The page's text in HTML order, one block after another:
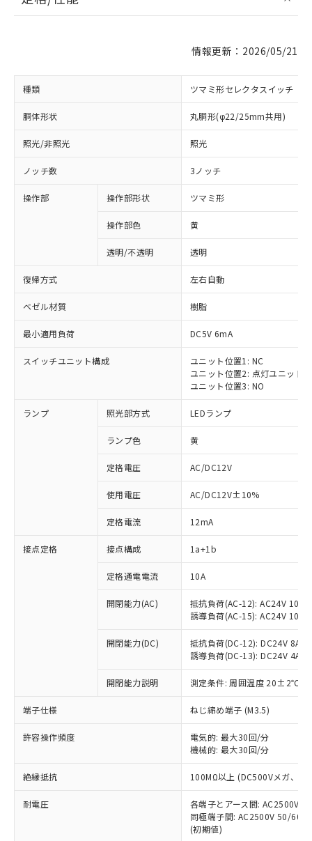
情報更新：2026/05/21
種類 ツマミ形セレクタスイッチ
胴体形状 丸胴形(φ22/25mm共用)
照光/非照光 照光
ノッチ数 3ノッチ
操作部 操作部形状 ツマミ形
操作部色 黄
透明/不透明 透明
復帰方式 左右自動
ベゼル材質 樹脂
最小適用負荷 DC5V 6mA
スイッチユニット構成
ユニット位置1: NC
ユニット位置2: 点灯ユニット
ユニット位置3: NO
ランプ 照光部方式 LEDランプ
ランプ色 黄
定格電圧 AC/DC12V
使用電圧 AC/DC12V±10%
定格電流 12mA
接点定格 接点構成 1a+1b
定格通電電流 10A
開閉能力(AC)
抵抗負荷(AC-12): AC24V 10A/
誘導負荷(AC-15): AC24V
開閉能力(DC)
抵抗負荷(DC-12): DC24V 8A/
誘導負荷(DC-13): DC24V 4A/
開閉能力説明 測定条件: 周囲温度 20±2℃、
端子仕様 ねじ締め端子 (M3.5)
許容操作頻度
電気的: 最大30回/分
機械的: 最大30回/分
絶縁抵抗 100MΩ以上 (DC500Vメガ、点
耐電圧
各端子とアース間: AC2500V
同極端子間: AC2500V 50/
(初期値)
ご利用条件
ご利用ください。
本サービスは、当社制御機器事業取扱
商品の当社在庫状況および標準価格
(税抜)を提供させていただくもので
当社制御機器事業取扱商品の中には、
本サービスの対象外となる商品もある
ことをご了承ください。
在庫状況および標準価格照会結果は、
対応済み：EU RoHS指令（10物質）の
非含有に対応した製品が提供可能な商品で
対応予定：EU RoHS指令（10物質）の非含
有に対応した製品に切り替える予定のある
対応予定なし：EU RoHS指令（10物質）の
非含有に非対応の商品で、対応品を出す予
定はありません。
調査・確認中：EU RoHS指令（10物質）の
非含有の対応状況を調査中または確認中の
害物質有無と関係のない商品です。
仕入先様の事情により、非含有部品として
いたものが、含有品と判明した場合などや
むを得ず変更することがあります。
※1 中国RoHS○×表
「○」：最大均質材料含有率が中国RoHSの
基準値以下であることを示します。
「×」：最大均質材料含有率が中国RoHSの
基準値を超えていることを示します。
「－」：未確認です。当社販売部門へお問
当社は、これら貴社製品のうち、外国
為替および外国貿易法に定める商品